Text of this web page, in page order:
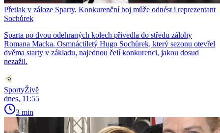
Přetlak v záloze Sparty. Konkurenční boj může odnést i reprezentant
Sochůrek
Sparta po dvou odehraných kolech přivedla do středu zálohy
Romana Macka. Osmnáctiletý Hugo Sochůrek, který sezonu otevřel
dvěma starty v základu, najednou čelí konkurenci, jakou dosud
nezažil.
SportyŽivě
dnes, 11:55
3 min